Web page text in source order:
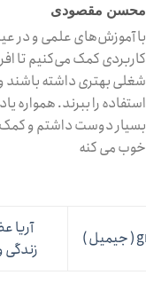
محسن مقصودی
با آموزش‌های علمی و در
کاربردی کمک می‌کنیم تا
شغلی بهتری داشته باشند
استفاده را ببرند. همواره
بسیار دوست داشتم و
خوب می کنه
آریا
زندگی